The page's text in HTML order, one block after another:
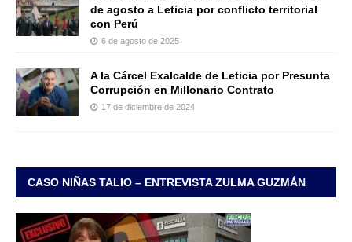
de agosto a Leticia por conflicto territorial
con Perú
6 de agosto de 2025
A la Cárcel Exalcalde de Leticia por Presunta
Corrupción en Millonario Contrato
17 de diciembre de 2024
CASO NIÑAS TALIO – ENTREVISTA ZULMA GUZMÁN